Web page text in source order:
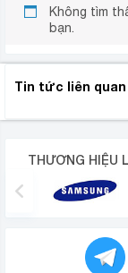
Không tìm
bạn.
Tin tức liên quan
THƯƠNG HIỆU